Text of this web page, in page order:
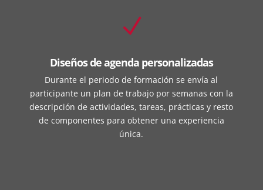
N
Diseños de agenda personalizadas
Durante el periodo de formación se envía al
participante un plan de trabajo por semanas con la
descripción de actividades, tareas, prácticas y resto
de componentes para obtener una experiencia
única.